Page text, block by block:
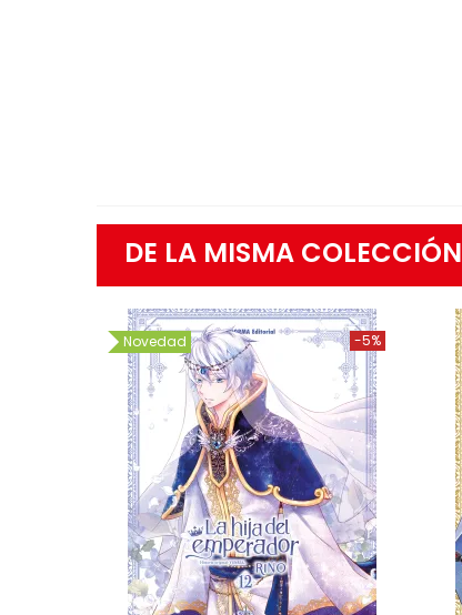
DE LA MISMA COLECCIÓN
Novedad -5%